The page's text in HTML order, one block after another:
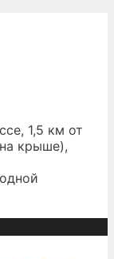
1,5 км от
крыше),